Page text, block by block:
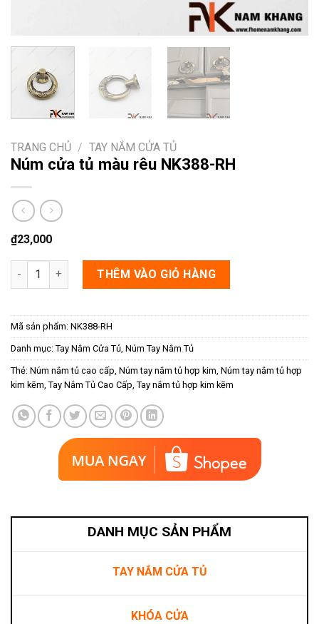
TRANG CHỦ / TAY NẮM CỬA TỦ
Núm cửa tủ màu rêu NK388-RH
₫23,000
Núm cửa tủ màu rêu NK388-RH số lượng
THÊM VÀO GIỎ HÀNG
Mã sản phẩm: NK388-RH
Danh mục: Tay Nắm Cửa Tủ Núm Tay Nắm Tủ
Thẻ: Núm nắm tủ cao cấp Núm tay nắm tủ hợp kim Núm tay nắm tủ hợp
kim kẽm Tay Nắm Tủ Cao Cấp Tay nắm tủ hợp kim kẽm
DANH MỤC SẢN PHẨM
TAY NẮM CỬA TỦ
KHÓA CỬA